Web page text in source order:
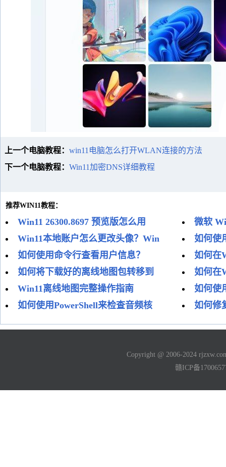
上一个电脑教程： win11电脑怎么打开WLAN连接的方法
下一个电脑教程： Win11加密DNS详细教程
推荐WIN11教程：
Win11 26300.8697 预览版怎么用
微软
Win11本地账户怎么更改头像？Win
如何使
如何使用命令行查看用户信息？
如何在
如何将下载好的离线地图包转移到
如何在
Win11离线地图完整操作指南
如何使
如何使用PowerShell来检查音频核
如何修
Copyright @ 2006-2024
赣ICP备